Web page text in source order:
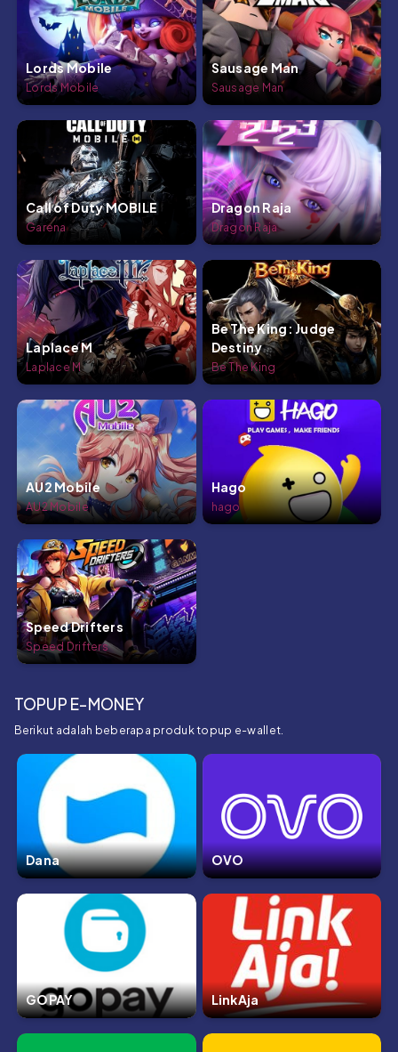
Lords Mobile
Lords Mobile
Sausage Man
Sausage Man
Call of Duty MOBILE
Garena
Dragon Raja
Dragon Raja
Laplace M
Laplace M
Be The King: Judge
Destiny
Be The King
AU2 Mobile
AU2 Mobile
Hago
hago
Speed Drifters
Speed Drifters
TOPUP E-MONEY
Berikut adalah beberapa produk topup e-wallet.
Dana OVO
GOPAY LinkAja